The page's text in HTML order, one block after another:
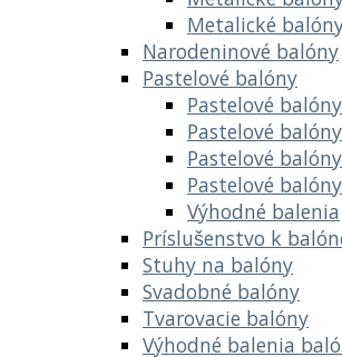
Metalické
Narodeninové balóny
Pastelové balóny
Pastelové
Pastelové
Pastelové
Pastelové
Výhodné balenia
Príslušenstvo k
Stuhy na balóny
Svadobné balóny
Tvarovacie balóny
Výhodné balenia